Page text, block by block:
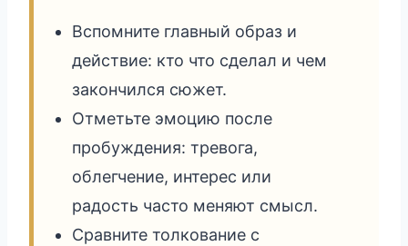
Вспомните главный образ и
действие: кто что сделал и чем
закончился сюжет.
Отметьте эмоцию после
пробуждения: тревога,
облегчение, интерес или
радость часто меняют смысл.
Сравните толкование с